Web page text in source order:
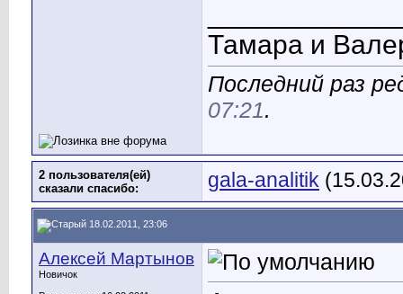
Тамара и
Последний раз
07:21.
2 пользователя(ей)
сказали cпасибо:
gala-analitik
18.02.2011, 23:06
Алексей Мартынов
Новичок